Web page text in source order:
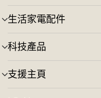
單
切
換
生活家電配件
選
單
切
換
科技產品
選
單
切
換
支援主頁
選
單